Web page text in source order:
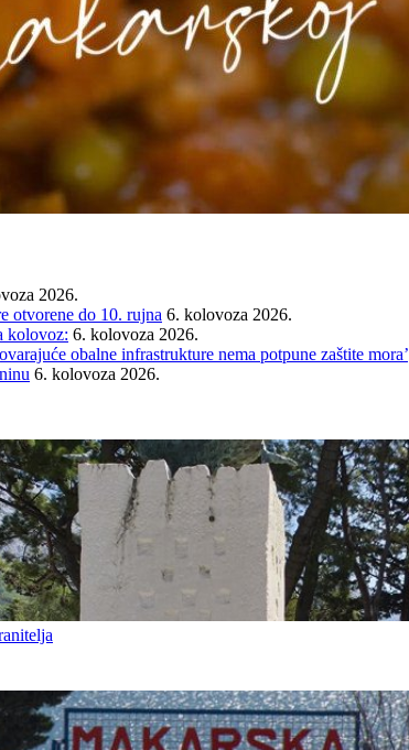
2026.
otvorene do 10. rujna 6. kolovoza 2026.
kolovoz: 6. kolovoza 2026.
obalne infrastrukture nema potpune zaštite mora’
6. kolovoza 2026.